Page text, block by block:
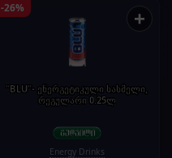
-26% +
"BLU"- ენერგეტიკული სასმელი,
რეგულარი 0.25ლ
Energy Drinks